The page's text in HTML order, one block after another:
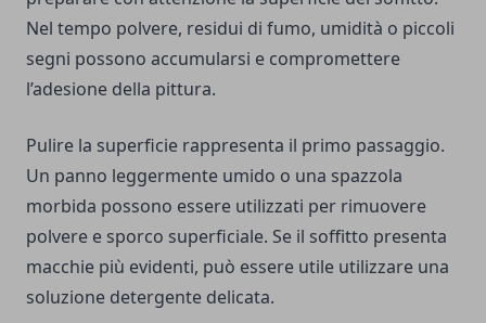
Nel tempo polvere, residui di fumo, umidità o piccoli
segni possono accumularsi e compromettere
l’adesione della pittura.
Pulire la superficie rappresenta il primo passaggio.
Un panno leggermente umido o una spazzola
morbida possono essere utilizzati per rimuovere
polvere e sporco superficiale. Se il soffitto presenta
macchie più evidenti, può essere utile utilizzare una
soluzione detergente delicata.